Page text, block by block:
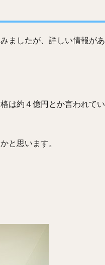
ましたが、詳しい情報があ
は約４億円とか言われてい
と思います。